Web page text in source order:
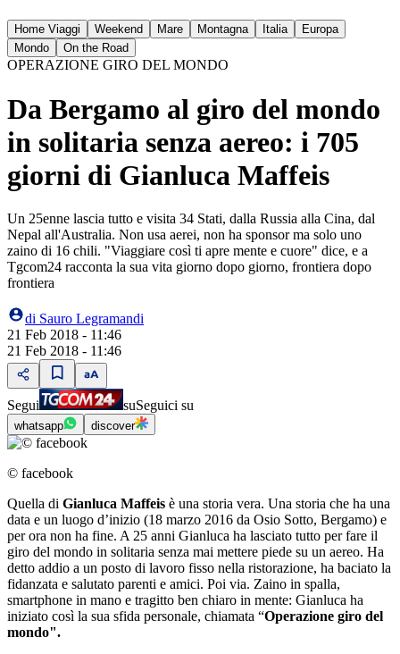
Home Viaggi Weekend Mare Montagna Italia
Europa
Mondo
On the Road
OPERAZIONE GIRO DEL MONDO
Da Bergamo al giro del mondo
in solitaria senza aereo: i 705
giorni di Gianluca Maffeis
Un 25enne lascia tutto e visita 34 Stati, dalla Russia alla Cina, dal
Nepal all'Australia. Non usa aerei, non ha sponsor ma solo uno
zaino di 16 chili. "Viaggiare così ti apre mente e cuore" dice, e a
Tgcom24 racconta la sua vita giorno dopo giorno, frontiera dopo
frontiera
di Sauro Legramandi
21 Feb 2018 - 11:46
21 Feb 2018 - 11:46
Segui suSeguici su
whatsapp discover
© facebook
Quella di Gianluca Maffeis è una storia vera. Una storia che ha una
data e un luogo d’inizio (18 marzo 2016 da Osio Sotto, Bergamo) e
per ora non ha fine. A 25 anni Gianluca ha lasciato tutto per fare il
giro del mondo in solitaria senza mai mettere piede su un aereo. Ha
detto addio a un posto di lavoro fisso nella ristorazione, ha baciato la
fidanzata e salutato parenti e amici. Poi via. Zaino in spalla,
smartphone in mano e tragitto ben chiaro in mente: Gianluca ha
iniziato così la sua sfida personale, chiamata “Operazione giro del
mondo".